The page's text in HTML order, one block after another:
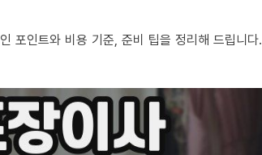
포인트와 비용 기준, 준비 팁을 정리해 드립니다.